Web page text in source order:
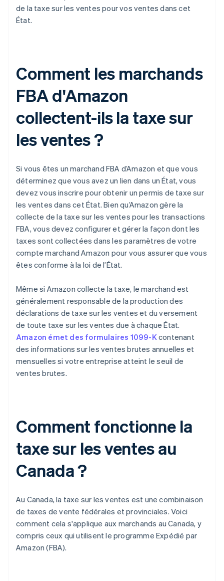
de la taxe sur les ventes pour vos ventes dans cet
État.
Comment les marchands
FBA d'Amazon
collectent-ils la taxe sur
les ventes ?
Si vous êtes un marchand FBA d’Amazon et que vous
déterminez que vous avez un lien dans un État, vous
devez vous inscrire pour obtenir un permis de taxe sur
les ventes dans cet État. Bien qu’Amazon gère la
collecte de la taxe sur les ventes pour les transactions
FBA, vous devez configurer et gérer la façon dont les
taxes sont collectées dans les paramètres de votre
compte marchand Amazon pour vous assurer que vous
êtes conforme à la loi de l’État.
Même si Amazon collecte la taxe, le marchand est
généralement responsable de la production des
déclarations de taxe sur les ventes et du versement
de toute taxe sur les ventes due à chaque État.
Amazon émet des formulaires 1099-Kcontenant
des informations sur les ventes brutes annuelles et
mensuelles si votre entreprise atteint le seuil de
ventes brutes.
Comment fonctionne la
taxe sur les ventes au
Canada ?
Au Canada, la taxe sur les ventes est une combinaison
de taxes de vente fédérales et provinciales. Voici
comment cela s'applique aux marchands au Canada, y
compris ceux qui utilisent le programme Expédié par
Amazon (FBA).